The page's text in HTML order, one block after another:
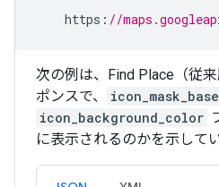
https : //
次の例は、Find Place（従
ポンスで、
icon_background_color
に表示されるのかを示してい